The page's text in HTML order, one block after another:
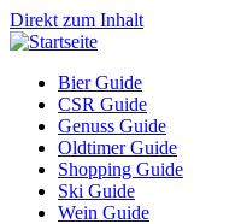
Direkt zum Inhalt
Bier Guide
CSR Guide
Genuss Guide
Oldtimer Guide
Shopping Guide
Ski Guide
Wein Guide